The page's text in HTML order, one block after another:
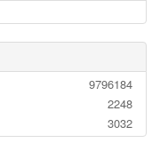
9796184
2248
3032